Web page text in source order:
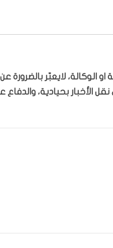
او الوكالة، لايعبّر
بحيادية، والدفاع